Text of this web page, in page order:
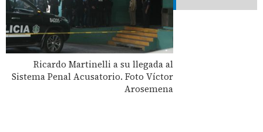
Ricardo Martinelli a su llegada al
Sistema Penal Acusatorio. Foto Víctor
Arosemena